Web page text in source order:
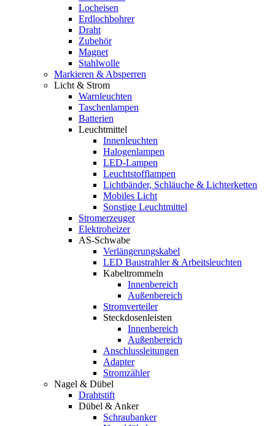
Locheisen
Erdlochbohrer
Draht
Zubehör
Magnet
Stahlwolle
Markieren & Absperren
Licht & Strom
Warnleuchten
Taschenlampen
Batterien
Leuchtmittel
Innenleuchten
Halogenlampen
LED-Lampen
Leuchtstofflampen
Lichtbänder, Schläuche & Lichterketten
Mobiles Licht
Sonstige Leuchtmittel
Stromerzeuger
Elektroheizer
AS-Schwabe
Verlängerungskabel
LED Baustrahler & Arbeitsleuchten
Kabeltrommeln
Innenbereich
Außenbereich
Stromverteiler
Steckdosenleisten
Innenbereich
Außenbereich
Anschlussleitungen
Adapter
Stromzähler
Nagel & Dübel
Drahtstift
Dübel & Anker
Schraubanker